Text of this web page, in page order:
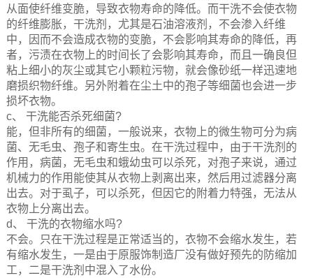
从面使纤维变脆，导致衣物寿命的降低。而干洗不会使衣物
的纤维膨胀，干洗剂，尤其是石油溶液剂，不会渗入纤维
中，因而不会造成衣物的变脆，不会影响其寿命的降低，再
者，污渍在衣物上的时间长了会影响其寿命，而且一确良但
粘上细小的灰尘或其它小颗粒污物，就会像砂纸一样迅速地
磨损织物纤维。另外附着在尘土中的孢子等细菌也会进一步
损坏衣物。
c、 干洗能否杀死细菌?
能，但非所有的细菌，一般说来，衣物上的微生物可分为病
菌、无毛虫、孢子和寄生虫。在干洗过程中，由于干洗剂的
作用，病菌，无毛虫和蛾幼虫可以杀死，对孢子来说，通过
机械力的作用能使其从衣物上剥离出来，然后用过滤器分离
出去。对于虱子，可以杀死，但因它的附着力特强，无法从
衣物上分离出去。
d、 干洗的衣物缩水吗?
不会。只在干洗过程是正常适当的，衣物不会缩水发生，若
有缩水发生，一是由于原服饰制造厂没有做好预先的防缩加
工，二是干洗剂中混入了水份。